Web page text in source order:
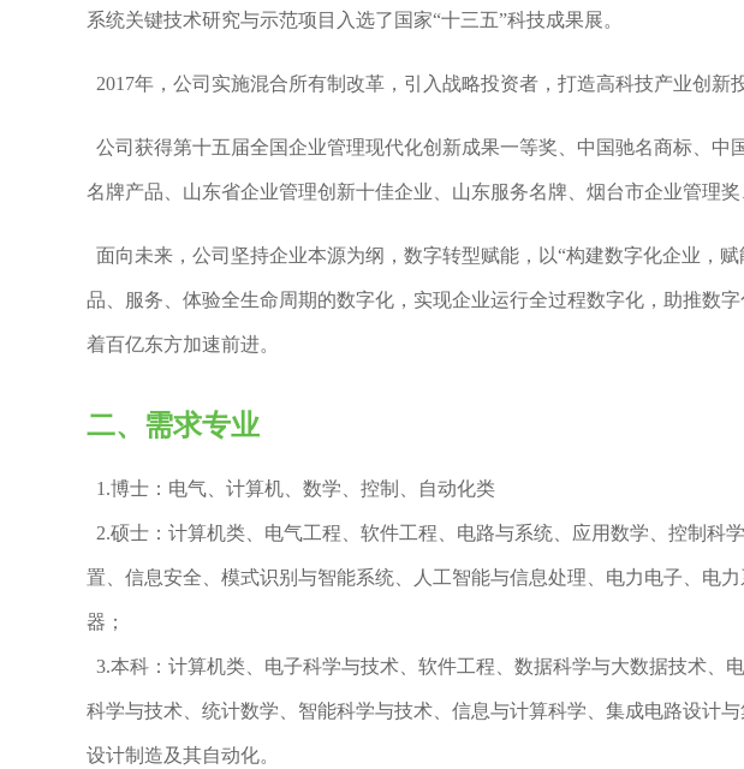
系统关键技术研究与示范项目入选了国家“十三五”科技成果展。
2017年，公司实施混合所有制改革，引入战略投资者，打造高科技产业创新
公司获得第十五届全国企业管理现代化创新成果一等奖、中国驰名商标、
名牌产品、山东省企业管理创新十佳企业、山东服务名牌、烟台市企业管理奖
面向未来，公司坚持企业本源为纲，数字转型赋能，以“构建数字化企业，
品、服务、体验全生命周期的数字化，实现企业运行全过程数字化，助推数
着百亿东方加速前进。
二、需求专业
1.博士：电气、计算机、数学、控制、自动化类
2.硕士：计算机类、电气工程、软件工程、电路与系统、应用数学、控制
置、信息安全、模式识别与智能系统、人工智能与信息处理、电力电子、电
器；
3.本科：计算机类、电子科学与技术、软件工程、数据科学与大数据技术
科学与技术、统计数学、智能科学与技术、信息与计算科学、集成电路设计
设计制造及其自动化。